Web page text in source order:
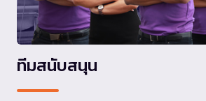
ทีมสนับสนุน